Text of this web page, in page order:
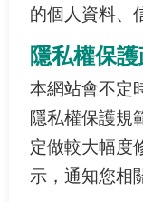
的個人資料、
隱私權保
本網站會不定
隱私權保護規
定做較大幅度
示，通知您相